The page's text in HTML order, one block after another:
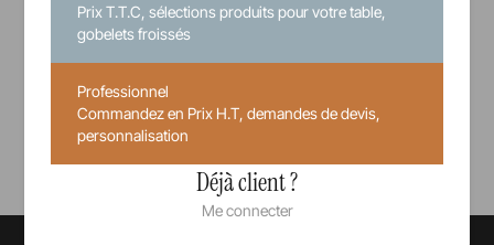
Voir tous nos produits
Prix T.T.C, sélections produits pour votre table,
gobelets froissés
Professionnel
Commandez en Prix H.T, demandes de devis,
personnalisation
Déjà client ?
Me connecter